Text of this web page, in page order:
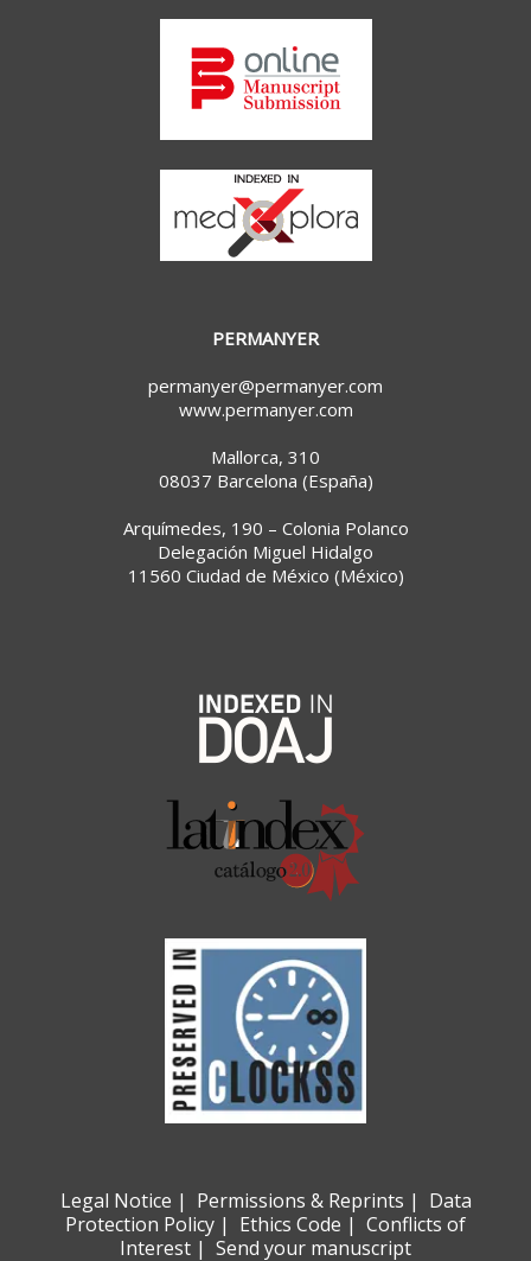
PERMANYER
permanyer@permanyer.com
www.permanyer.com
Mallorca, 310
08037 Barcelona (España)
Arquímedes, 190 – Colonia Polanco
Delegación Miguel Hidalgo
11560 Ciudad de México (México)
Legal Notice | Permissions & Reprints | Data
Protection Policy | Ethics Code | Conflicts of
Interest | Send your manuscript